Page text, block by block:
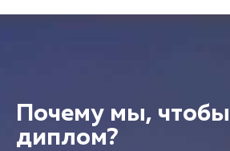
Почему мы,
диплом?